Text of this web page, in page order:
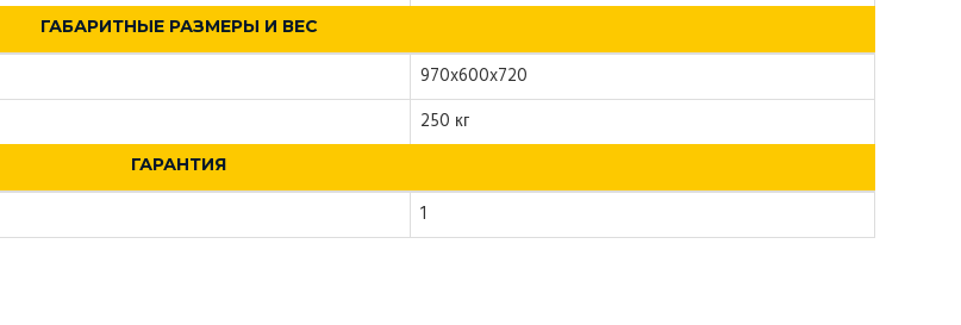
ГАБАРИТНЫЕ РАЗМЕРЫ И ВЕС
970x600x720
250 кг
ГАРАНТИЯ
1